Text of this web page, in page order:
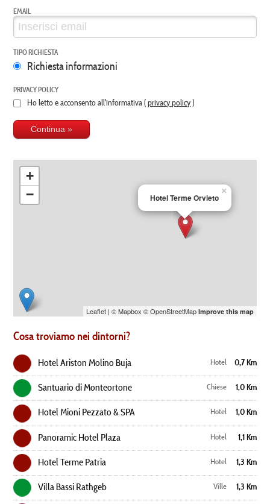
EMAIL
TIPO RICHIESTA
Richiesta informazioni
PRIVACY POLICY
Ho letto e acconsento all'informativa (privacy policy)
Hotel Terme Orvieto
×
+
−
Leaflet| ©Mapbox ©OpenStreetMap Improve this map
Cosa troviamo nei dintorni?
Hotel Ariston Molino Buja 0,7 Km
Hotel
Santuario di Monteortone 1,0 Km
Chiese
Hotel Mioni Pezzato & SPA 1,0 Km
Hotel
Panoramic Hotel Plaza 1,1 Km
Hotel
Hotel Terme Patria 1,3 Km
Hotel
Villa Bassi Rathgeb 1,3 Km
Ville